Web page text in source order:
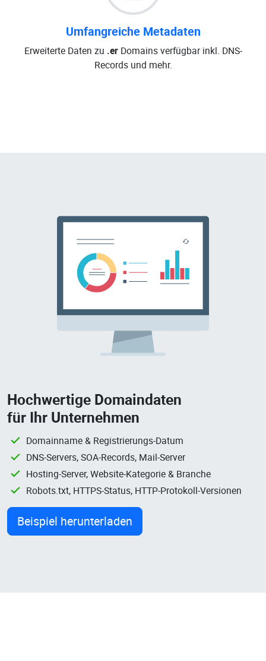
Umfangreiche Metadaten
Erweiterte Daten zu .erDomains verfügbar inkl. DNS-
Records und mehr.
Hochwertige Domaindaten
für Ihr Unternehmen
Domainname & Registrierungs-Datum
DNS-Servers, SOA-Records, Mail-Server
Hosting-Server, Website-Kategorie & Branche
Robots.txt, HTTPS-Status, HTTP-Protokoll-Versionen
Beispiel herunterladen